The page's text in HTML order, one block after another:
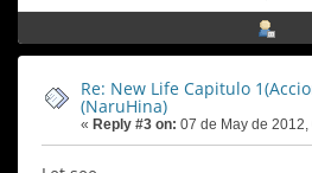
Re: New Life Capitulo
(NaruHina)
« Reply #3 on: 07 de May de 2012,